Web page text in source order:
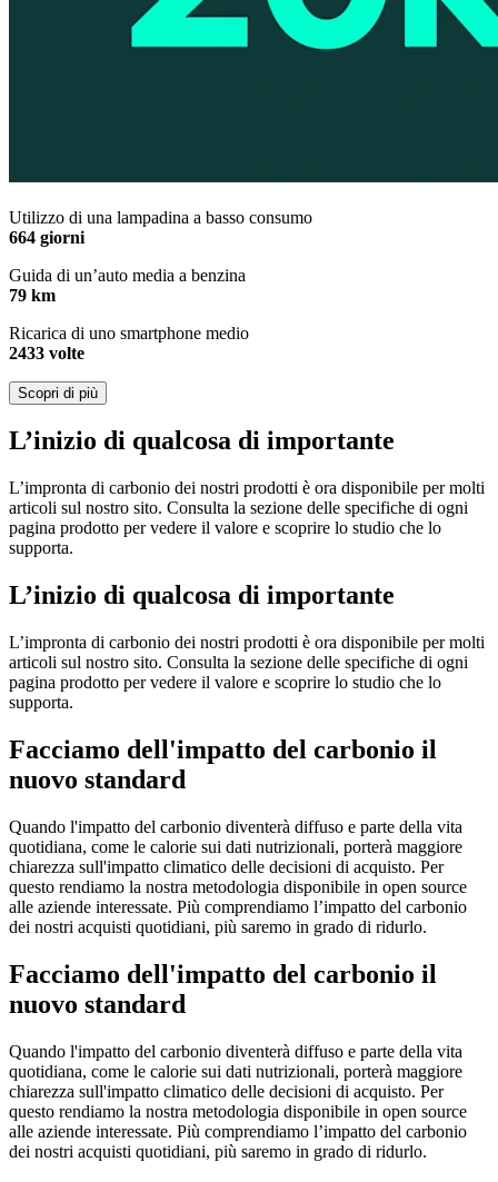
Utilizzo di una lampadina a basso consumo
664 giorni
Guida di un’auto media a benzina
79 km
Ricarica di uno smartphone medio
2433 volte
Scopri di più
L’inizio di qualcosa di importante
L’impronta di carbonio dei nostri prodotti è ora disponibile per molti
articoli sul nostro sito. Consulta la sezione delle specifiche di ogni
pagina prodotto per vedere il valore e scoprire lo studio che lo
supporta.
L’inizio di qualcosa di importante
L’impronta di carbonio dei nostri prodotti è ora disponibile per molti
articoli sul nostro sito. Consulta la sezione delle specifiche di ogni
pagina prodotto per vedere il valore e scoprire lo studio che lo
supporta.
Facciamo dell'impatto del carbonio il
nuovo standard
Quando l'impatto del carbonio diventerà diffuso e parte della vita
quotidiana, come le calorie sui dati nutrizionali, porterà maggiore
chiarezza sull'impatto climatico delle decisioni di acquisto. Per
questo rendiamo la nostra metodologia disponibile in open source
alle aziende interessate. Più comprendiamo l’impatto del carbonio
dei nostri acquisti quotidiani, più saremo in grado di ridurlo.
Facciamo dell'impatto del carbonio il
nuovo standard
Quando l'impatto del carbonio diventerà diffuso e parte della vita
quotidiana, come le calorie sui dati nutrizionali, porterà maggiore
chiarezza sull'impatto climatico delle decisioni di acquisto. Per
questo rendiamo la nostra metodologia disponibile in open source
alle aziende interessate. Più comprendiamo l’impatto del carbonio
dei nostri acquisti quotidiani, più saremo in grado di ridurlo.